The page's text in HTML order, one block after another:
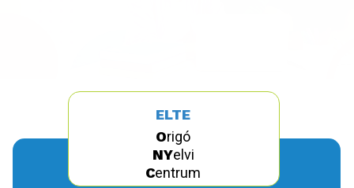
ELTE
Origó
NYelvi
Centrum